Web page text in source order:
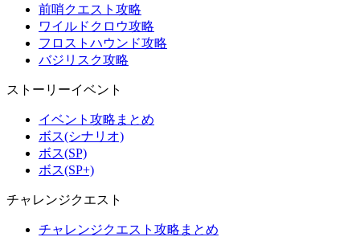
前哨クエスト攻略
ワイルドクロウ攻略
フロストハウンド攻略
バジリスク攻略
ストーリーイベント
イベント攻略まとめ
ボス(シナリオ)
ボス(SP)
ボス(SP+)
チャレンジクエスト
チャレンジクエスト攻略まとめ